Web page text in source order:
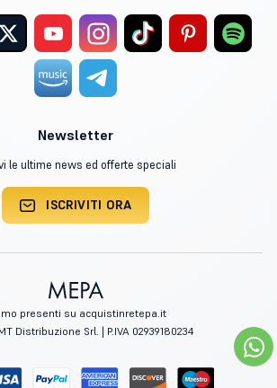
Newsletter
le ultime news ed offerte speciali
ISCRIVITI ORA
Distribuzione Srl. | P.IVA 02939180234
presenti su acquistinretepa.it